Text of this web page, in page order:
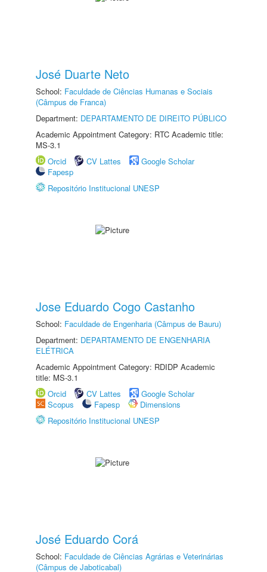
José Duarte Neto
School: Faculdade de Ciências Humanas e Sociais
(Câmpus de Franca)
Department: DEPARTAMENTO DE DIREITO PÚBLICO
Academic Appointment Category: RTC Academic title:
MS-3.1
Orcid
CV Lattes
Google Scholar
Fapesp
Repositório Institucional UNESP
Jose Eduardo Cogo Castanho
School: Faculdade de Engenharia (Câmpus de Bauru)
Department: DEPARTAMENTO DE ENGENHARIA
ELÉTRICA
Academic Appointment Category: RDIDP Academic
title: MS-3.1
Orcid
CV Lattes
Google Scholar
Scopus
Fapesp
Dimensions
Repositório Institucional UNESP
José Eduardo Corá
School: Faculdade de Ciências Agrárias e Veterinárias
(Câmpus de Jaboticabal)